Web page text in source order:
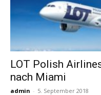
LOT Polish
nach Miami
admin - 5. September 2018